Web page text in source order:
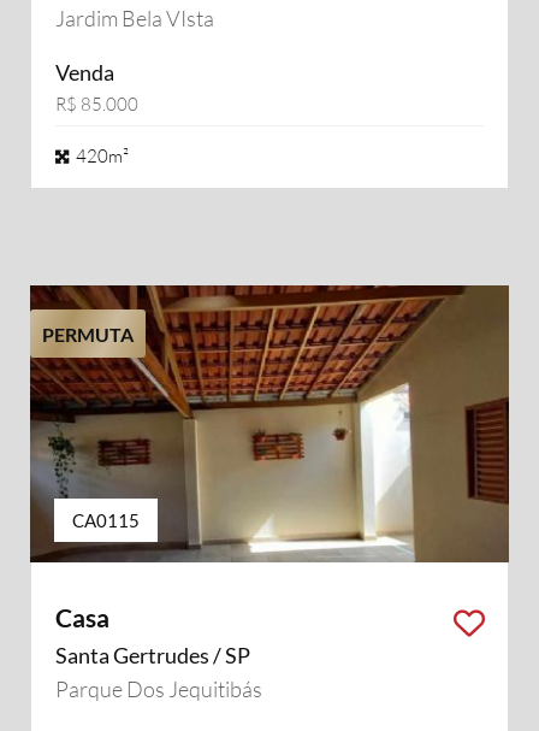
Jardim Bela VIsta
Venda
R$ 85.000
420m²
PERMUTA
CA0115
Casa
Santa Gertrudes / SP
Parque Dos Jequitibás